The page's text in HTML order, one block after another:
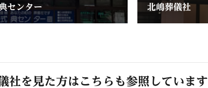
センター 北嶋葬儀社
社を見た方はこちらも参照しています